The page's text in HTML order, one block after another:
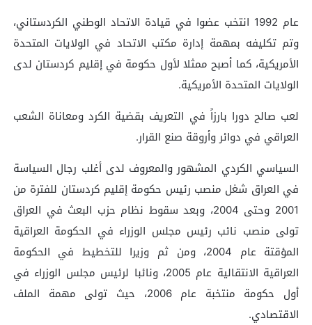
عام 1992 انتخب عضوا في قيادة الاتحاد الوطني الكردستاني،
وتم تكليفه بمهمة إدارة مكتب الاتحاد في الولايات المتحدة
الأمريكية، كما أصبح ممثلا لأول حكومة في إقليم كردستان لدى
الولايات المتحدة الأمريكية.
لعب صالح دورا بارزاً في التعريف بقضية الكرد ومعاناة الشعب
العراقي في دوائر وأروقة صنع القرار.
السياسي الكردي المشهور والمعروف لدى أغلب رجال السياسة
في العراق شغل منصب رئيس حكومة إقليم كردستان للفترة من
2001 وحتى 2004، وبعد سقوط نظام حزب البعث في العراق
تولى منصب نائب رئيس مجلس الوزراء في الحكومة العراقية
المؤقتة عام 2004، ومن ثم وزيرا للتخطيط في الحكومة
العراقية الانتقالية عام 2005، ونائبا لرئيس مجلس الوزراء في
أول حكومة منتخبة عام 2006، حيث تولى مهمة الملف
الاقتصادي.